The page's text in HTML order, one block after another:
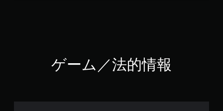
ゲーム／法的情報